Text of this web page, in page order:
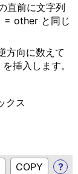
直前に文字列
= other と同じ
方向に数えて
挿入します。
クス
?